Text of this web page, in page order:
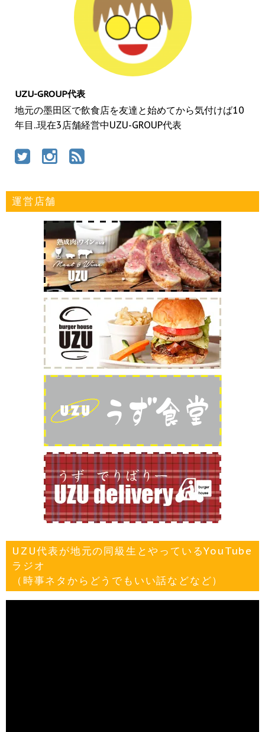
UZU-GROUP代表
地元の墨田区で飲食店を友達と始めてから気付けば10
年目..現在3店舗経営中UZU-GROUP代表
運営店舗
UZU代表が地元の同級生とやっているYouTube
ラジオ
（時事ネタからどうでもいい話などなど）